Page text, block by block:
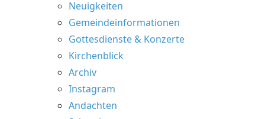
Neuigkeiten
Gemeindeinformationen
Gottesdienste & Konzerte
Kirchenblick
Archiv
Instagram
Andachten